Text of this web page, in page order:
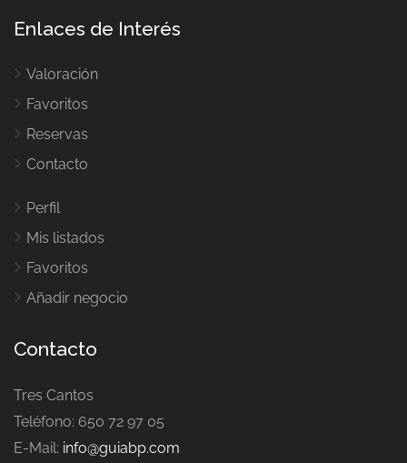
Enlaces de Interés
Valoración
Favoritos
Reservas
Contacto
Perfil
Mis listados
Favoritos
Añadir negocio
Contacto
Tres Cantos
Teléfono: 650 72 97 05
E-Mail: info@guiabp.com